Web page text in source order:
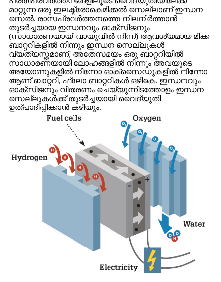
മാറ്റുന്ന ഒരു ഇലക്ട്രോകെമിക്കൽ സെല്ലാണ് ഇന്ധന
സെൽ. രാസപ്രവർത്തനത്തെ നിലനിർത്താൻ
തുടർച്ചയായ ഇന്ധനവും ഓക്സിജനും
(സാധാരണയായി വായുവിൽ നിന്ന്) ആവശ്യമായ മിക്ക
ബാറ്ററികളിൽ നിന്നും ഇന്ധന സെല്ലുകൾ
വ്യത്യസ്തമാണ്, അതേസമയം ഒരു ബാറ്ററിയിൽ
സാധാരണയായി ലോഹങ്ങളിൽ നിന്നും അവയുടെ
അയോണുകളിൽ നിന്നോ ഓക്സൈഡുകളിൽ നിന്നോ
ആണ് ബാറ്ററി, ഫ്ലോ ബാറ്ററികൾ ഒഴികെ. ഇന്ധനവും
ഓക്സിജനും വിതരണം ചെയ്യുന്നിടത്തോളം ഇന്ധന
സെല്ലുകൾക്ക് തുടർച്ചയായി വൈദ്യുതി
ഉത്പാദിപ്പിക്കാൻ കഴിയും.